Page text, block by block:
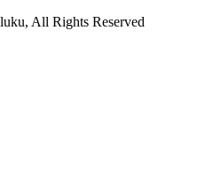
All Rights Reserved